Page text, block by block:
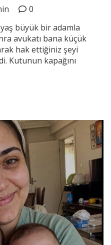
0
büyük bir adamla
avukatı bana küçük
hak ettiğiniz şeyi
Kutunun kapağını